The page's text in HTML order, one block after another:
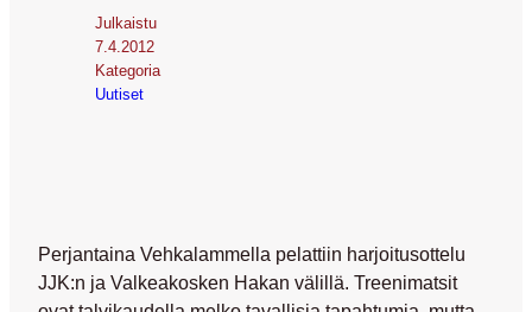
Julkaistu
7.4.2012
Kategoria
Uutiset
Perjantaina Vehkalammella pelattiin harjoitusottelu
JJK:n ja Valkeakosken Hakan välillä. Treenimatsit